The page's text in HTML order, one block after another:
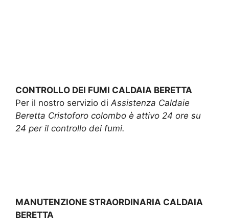
CONTROLLO DEI FUMI CALDAIA BERETTA
Per il nostro servizio diAssistenza Caldaie
Beretta Cristoforo colombo è attivo 24 ore su
24 per il controllo dei fumi.
MANUTENZIONE STRAORDINARIA CALDAIA
BERETTA